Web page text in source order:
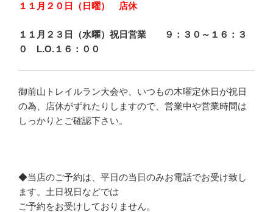
１１月２０日（日曜） 店休
１１月２３日（水曜）祝日営業 ９：３０～１６：３
０ L.O.１６：００
御前山トレイルラン大会や、いつもの木曜定休日が祝日
の為、店休がずれたりしますので、営業中や営業時間は
しっかりとご確認下さい。
◆当店のご予約は、平日の当日のみお電話でお受け致し
ます。土日祝日などでは
ご予約をお受けしておりません。